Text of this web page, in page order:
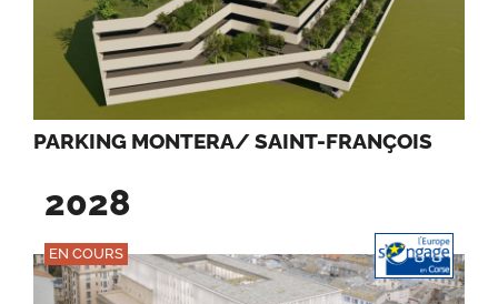
PARKING MONTERA/ SAINT-FRANÇOIS
2028
EN COURS